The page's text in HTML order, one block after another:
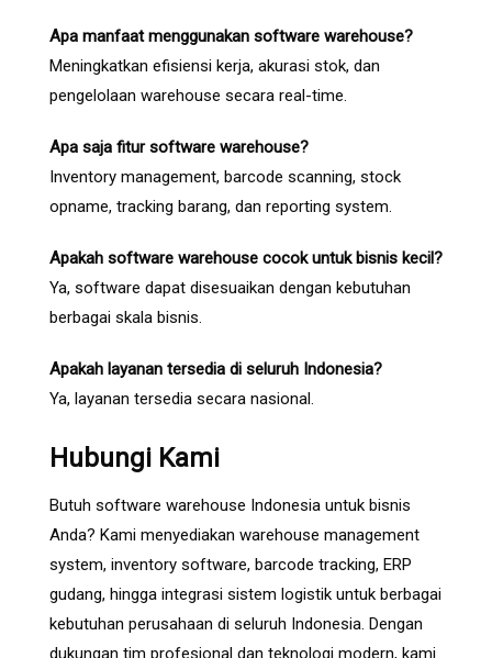
Apa manfaat menggunakan software warehouse?
Meningkatkan efisiensi kerja, akurasi stok, dan
pengelolaan warehouse secara real-time.
Apa saja fitur software warehouse?
Inventory management, barcode scanning, stock
opname, tracking barang, dan reporting system.
Apakah software warehouse cocok untuk bisnis kecil?
Ya, software dapat disesuaikan dengan kebutuhan
berbagai skala bisnis.
Apakah layanan tersedia di seluruh Indonesia?
Ya, layanan tersedia secara nasional.
Hubungi Kami
Butuh software warehouse Indonesia untuk bisnis
Anda? Kami menyediakan warehouse management
system, inventory software, barcode tracking, ERP
gudang, hingga integrasi sistem logistik untuk berbagai
kebutuhan perusahaan di seluruh Indonesia. Dengan
dukungan tim profesional dan teknologi modern, kami